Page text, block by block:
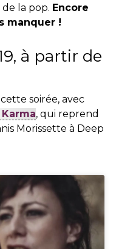
la pop. Encore
manquer !
à partir de
soirée, avec
Karma, qui reprend
Morissette à Deep